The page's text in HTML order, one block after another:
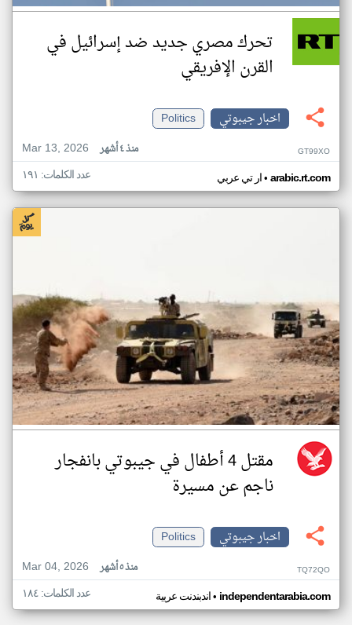
تحرك مصري جديد ضد إسرائيل في
القرن الإفريقي
اخبار جيبوتي
Politics
Mar 13, 2026
منذ ٤ أشهر GT99XO
ار تي عربي• arabic.rt.com عدد الكلمات: ١٩١
مقتل 4 أطفال في جيبوتي بانفجار
ناجم عن مسيرة
اخبار جيبوتي
Politics
Mar 04, 2026
منذ ٥ أشهر TQ72QO
اندبندنت عربية• independentarabia.com عدد الكلمات: ١٨٤